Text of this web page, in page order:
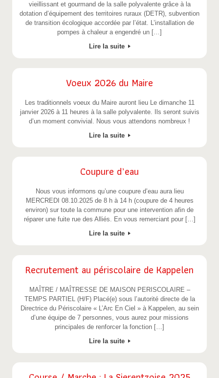
vieillissant et gourmand de la salle polyvalente grâce à la
dotation d’équipement des territoires ruraux (DETR), subvention
de transition écologique accordée par l’état. L’installation de
pompes à chaleur a engendré un […]
Lire la suite
Voeux 2026 du Maire
Les traditionnels voeux du Maire auront lieu Le dimanche 11
janvier 2026 à 11 heures à la salle polyvalente. Ils seront suivis
d’un moment convivial. Nous vous attendons nombreux !
Lire la suite
Coupure d’eau
Nous vous informons qu’une coupure d’eau aura lieu
MERCREDI 08.10.2025 de 8 h à 14 h (coupure de 4 heures
environ) sur toute la commune pour une intervention afin de
réparer une fuite rue des Alliés. En vous remerciant pour […]
Lire la suite
Recrutement au périscolaire de Kappelen
MAÎTRE / MAÎTRESSE DE MAISON PERISCOLAIRE –
TEMPS PARTIEL (H/F) Placé(e) sous l’autorité directe de la
Directrice du Périscolaire « L’Arc En Ciel » à Kappelen, au sein
d’une équipe de 7 personnes, vous aurez pour missions
principales de renforcer la fonction […]
Lire la suite